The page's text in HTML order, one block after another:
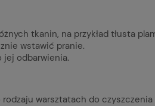
tkanin, na przykład tłusta
wstawić pranie.
jej odbarwienia.
warsztatach do